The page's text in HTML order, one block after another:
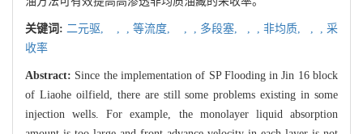
关键词:二元驱, , ,等流度, , , 多段塞, , , 非均质, , ,采
收率
Abstract: Since the implementation of SP Flooding in Jin 16 block
of Liaohe oilfield, there are still some problems existing in some
injection wells. For example, the monolayer liquid absorption